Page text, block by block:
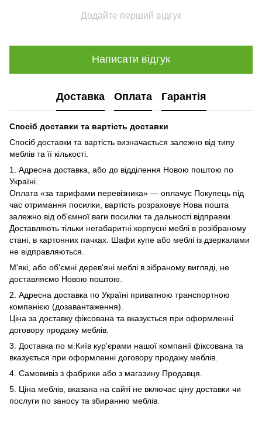
Додайте перший відгук
Написати відгук
Доставка Оплата Гарантія
Спосіб доставки та вартість доставки
Спосіб доставки та вартість визначається залежно від типу
меблів та її кількості.
1. Адресна доставка, або до відділення Новою поштою по
Україні.
Оплата «за тарифами перевізника» — оплачує Покупець під
час отримання посилки, вартість розраховує Нова пошта
залежно від об'ємної ваги посилки та дальності відправки.
Доставляють тільки негабаритні корпусні меблі в розібраному
стані, в картонних пачках. Шафи купе або меблі із дзеркалами
не відправляються.
М'які, або об'ємні дерев'яні меблі в зібраному вигляді, не
доставляємо Новою поштою.
2. Адресна доставка по Україні приватною транспортною
компанією (дозавантаження).
Ціна за доставку фіксована та вказується при оформленні
договору продажу меблів.
3. Доставка по м.Київ кур'єрами нашої компанії фіксована та
вказується при оформленні договору продажу меблів.
4. Самовивіз з фабрики або з магазину Продавця.
5. Ціна меблів, вказана на сайті не включає ціну доставки чи
послуги по заносу та збиранню меблів.